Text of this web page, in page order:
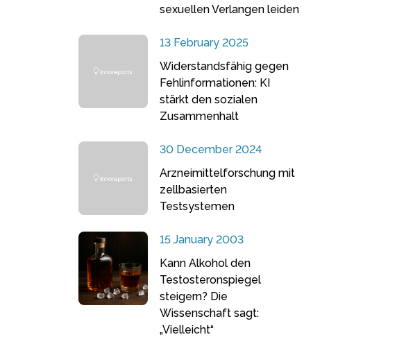
sexuellen Verlangen leiden
13 February 2025
Widerstandsfähig gegen
Fehlinformationen: KI
stärkt den sozialen
Zusammenhalt
30 December 2024
Arzneimittelforschung mit
zellbasierten
Testsystemen
15 January 2003
Kann Alkohol den
Testosteronspiegel
steigern? Die
Wissenschaft sagt:
„Vielleicht“